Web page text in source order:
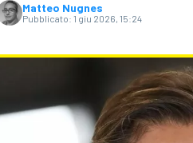
Matteo Nugnes
Pubblicato: 1 giu 2026, 15:24